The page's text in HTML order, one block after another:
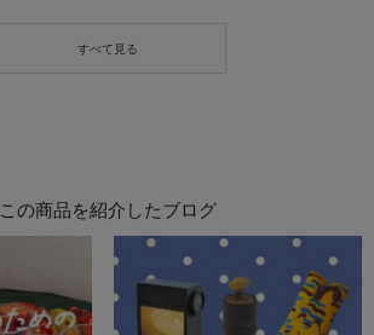
この商品を紹介したブログ